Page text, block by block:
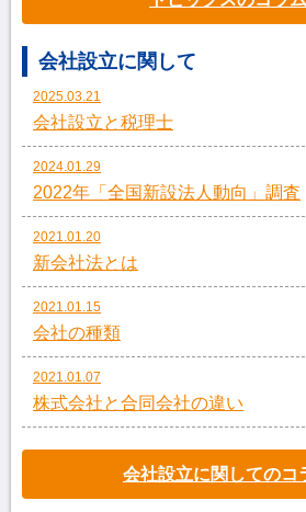
会社設立に関して
2025.03.21
会社設立と税理士
2024.01.29
2022年「全国新設法人動向」調査
2021.01.20
新会社法とは
2021.01.15
会社の種類
2021.01.07
株式会社と合同会社の違い
会社設立に関してのコ